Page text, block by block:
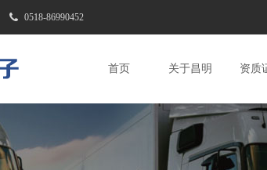
0518-86990452
首页 关于昌明 资质